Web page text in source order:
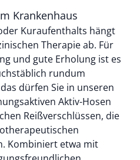
Bildverlinkung
Krankenhaus
Kuraufenthalts hängt
Therapie ab. Für
und gute Erholung ist es
rundum
dürfen Sie in unseren
Aktiv-Hosen
Reißverschlüssen, die
Kombiniert etwa mit